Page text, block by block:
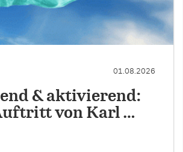
01.08.2026
& aktivierend:
von Karl …